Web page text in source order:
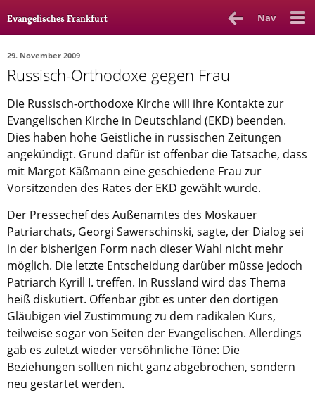
Evangelisches Frankfurt Nav
Rubrik Ausgabe Autor_in
Bücher & Filme
Ethik
Gott & Glauben
Lebenslagen
Meinungen
Menschen
Stadtkirche
Aktuelle Printausgabe
Oktober 2017
Download
29. November 2009
Russisch-Orthodoxe gegen Frau
Die Russisch-orthodoxe Kirche will ihre Kontakte zur
Evangelischen Kirche in Deutschland (EKD) beenden.
Dies haben hohe Geistliche in russischen Zeitungen
angekündigt. Grund dafür ist offenbar die Tatsache, dass
mit Margot Käßmann eine geschiedene Frau zur
Vorsitzenden des Rates der EKD gewählt wurde.
Der Pressechef des Außenamtes des Moskauer
Patriarchats, Georgi Sawerschinski, sagte, der Dialog sei
in der bisherigen Form nach dieser Wahl nicht mehr
möglich. Die letzte Entscheidung darüber müsse jedoch
Patriarch Kyrill I. treffen. In Russland wird das Thema
heiß diskutiert. Offenbar gibt es unter den dortigen
Gläubigen viel Zustimmung zu dem radikalen Kurs,
teilweise sogar von Seiten der Evangelischen. Allerdings
gab es zuletzt wieder versöhnliche Töne: Die
Beziehungen sollten nicht ganz abgebrochen, sondern
neu gestartet werden.